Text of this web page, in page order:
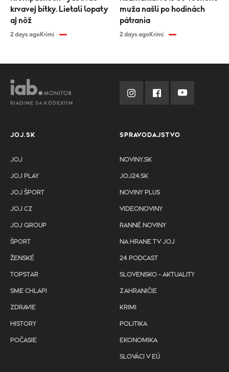
krvavej bitky. Lietali lopaty
aj nôž
2 days agoKrimi
muža našli po hodinách
pátrania
2 days agoKrimi
RIADIME SA KÓDEXOM
JOJ.SK
JOJ
JOJ PLAY
JOJ ŠPORT
JOJ CZ
JOJ GROUP
ŠPORT
ŽENSKÉ
TOPSTAR
SME CHLAPI
ZDRAVIE
HISTORY
POČASIE
SPRAVODAJSTVO
NOVINY.SK
JOJ24.SK
NOVINY PLUS
VIDEONOVINY
RANNÉ NOVINY
NA HRANE TV JOJ
24 PODCAST
SLOVENSKO - AKTUALITY
ZAHRANIČIE
KRIMI
POLITIKA
EKONOMIKA
SLOVÁCI V EÚ